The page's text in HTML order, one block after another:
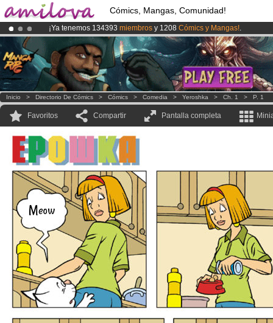
Cómics, Mangas, Comunidad!
¡Ya tenemos 134393 miembros y 1208 Cómics y Mangas!.
¡Conviertete en Premium por3.95 eurosal mes!Hazte Premium ya
El Kickstarter Amilova está desormado lanzado!.
Inicio > Directorio De Cómics > Cómics > Comedia > Yeroshka > Ch. 1 > P. 1
Favoritos Compartir Pantalla completa
Meow